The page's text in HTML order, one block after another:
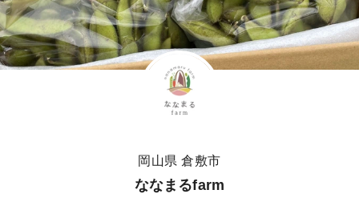
岡山県 倉敷市
ななまるfarm